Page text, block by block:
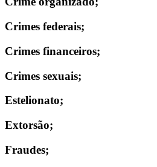
Crimes federais;
Crimes financeiros;
Crimes sexuais;
Estelionato;
Extorsão;
Fraudes;